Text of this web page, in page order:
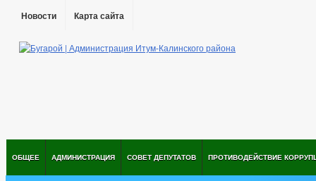
Новости Карта сайта
ОБЩЕЕ АДМИНИСТРАЦИЯ СОВЕТ ДЕПУТАТОВ ПРОТИВОДЕЙСТВИЕ